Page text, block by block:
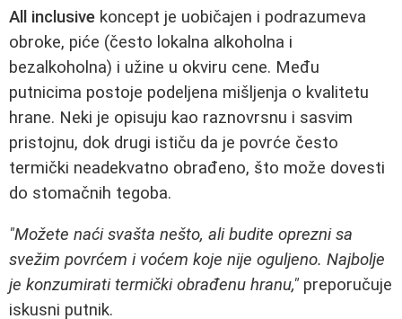
All inclusive koncept je uobičajen i podrazumeva
obroke, piće (često lokalna alkoholna i
bezalkoholna) i užine u okviru cene. Među
putnicima postoje podeljena mišljenja o kvalitetu
hrane. Neki je opisuju kao raznovrsnu i sasvim
pristojnu, dok drugi ističu da je povrće često
termički neadekvatno obrađeno, što može dovesti
do stomačnih tegoba.
"Možete naći svašta nešto, ali budite oprezni sa
svežim povrćem i voćem koje nije oguljeno. Najbolje
je konzumirati termički obrađenu hranu," preporučuje
iskusni putnik.